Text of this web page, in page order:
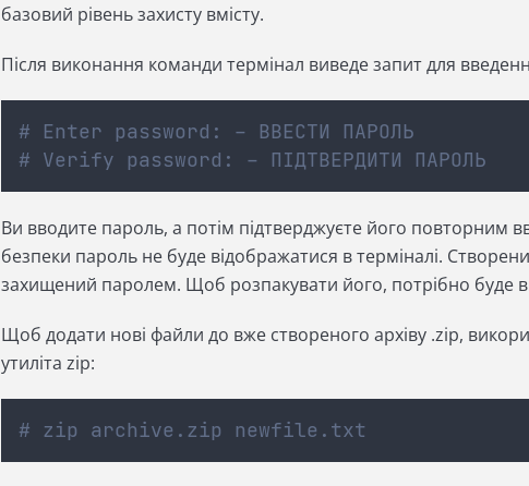
базовий рівень захисту вмісту.
Після виконання команди термінал виведе запит для
# Enter password: – ВВЕСТИ ПАРОЛЬ
# Verify password: – ПІДТВЕРДИТИ ПАРОЛЬ
Ви вводите пароль, а потім підтверджуєте його повторним
безпеки пароль не буде відображатися в терміналі.
захищений паролем. Щоб розпакувати його, потрібно буде
Щоб додати нові файли до вже створеного архіву .zip,
утиліта zip:
# zip archive.zip newfile.txt